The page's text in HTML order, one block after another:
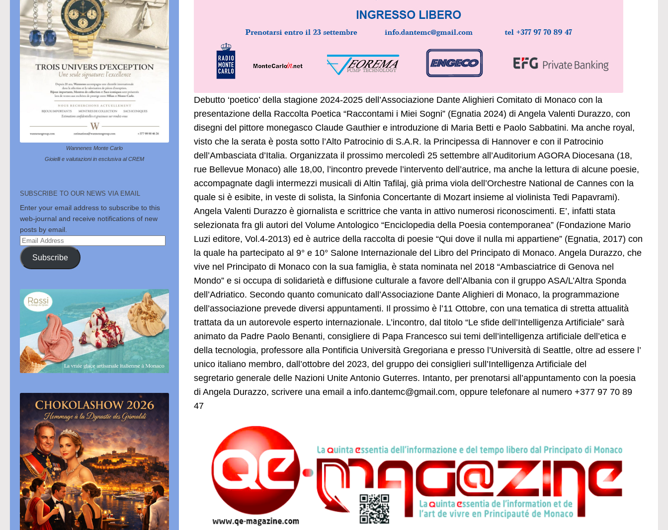
Debutto ‘poetico’ della stagione 2024-2025 dell’Associazione Dante Alighieri Comitato di Monaco con la
presentazione della Raccolta Poetica “Raccontami i Miei Sogni” (Egnatia 2024) di Angela Valenti Durazzo, con
disegni del pittore monegasco Claude Gauthier e introduzione di Maria Betti e Paolo Sabbatini. Ma anche royal,
visto che la serata è posta sotto l’Alto Patrocinio di S.A.R. la Principessa di Hannover e con il Patrocinio
dell’Ambasciata d’Italia. Organizzata il prossimo mercoledì 25 settembre all’Auditorium AGORA Diocesana (18,
rue Bellevue Monaco) alle 18,00, l’incontro prevede l’intervento dell’autrice, ma anche la lettura di alcune poesie,
accompagnate dagli intermezzi musicali di Altin Tafilaj, già prima viola dell’Orchestre National de Cannes con la
quale si è esibite, in veste di solista, la Sinfonia Concertante di Mozart insieme al violinista Tedi Papavrami).
Angela Valenti Durazzo è giornalista e scrittrice che vanta in attivo numerosi riconoscimenti. E’, infatti stata
selezionata fra gli autori del Volume Antologico “Enciclopedia della Poesia contemporanea” (Fondazione Mario
Luzi editore, Vol.4-2013) ed è autrice della raccolta di poesie “Qui dove il nulla mi appartiene” (Egnatia, 2017) con
la quale ha partecipato al 9° e 10° Salone Internazionale del Libro del Principato di Monaco. Angela Durazzo, che
vive nel Principato di Monaco con la sua famiglia, è stata nominata nel 2018 “Ambasciatrice di Genova nel
Mondo” e si occupa di solidarietà e diffusione culturale a favore dell’Albania con il gruppo ASA/L’Altra Sponda
dell’Adriatico. Secondo quanto comunicato dall’Associazione Dante Alighieri di Monaco, la programmazione
dell’associazione prevede diversi appuntamenti. Il prossimo è l’11 Ottobre, con una tematica di stretta attualità
trattata da un autorevole esperto internazionale. L’incontro, dal titolo “Le sfide dell’Intelligenza Artificiale” sarà
animato da Padre Paolo Benanti, consigliere di Papa Francesco sui temi dell’intelligenza artificiale dell’etica e
della tecnologia, professore alla Pontificia Università Gregoriana e presso l’Università di Seattle, oltre ad essere l’
unico italiano membro, dall’ottobre del 2023, del gruppo dei consiglieri sull’Intelligenza Artificiale del
segretario generale delle Nazioni Unite Antonio Guterres. Intanto, per prenotarsi all’appuntamento con la poesia
di Angela Durazzo, scrivere una email a info.dantemc@gmail.com, oppure telefonare al numero +377 97 70 89
47
Wannenes Monte Carlo
Gioielli e valutazioni in esclusiva al CREM
SUBSCRIBE TO OUR NEWS VIA EMAIL
Enter your email address to subscribe to this
web-journal and receive notifications of new
posts by email.
Email
Address
Subscribe